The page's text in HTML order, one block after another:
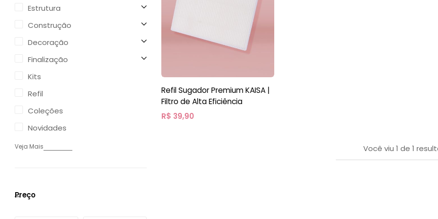
Refil Sugador Premium KAISA |
Filtro de Alta Eficiência
R$ 39,90
Você viu 1 de 1
Estrutura
Construção
Decoração
Finalização
Kits
Refil
Coleções
Novidades
Veja Mais
Preço